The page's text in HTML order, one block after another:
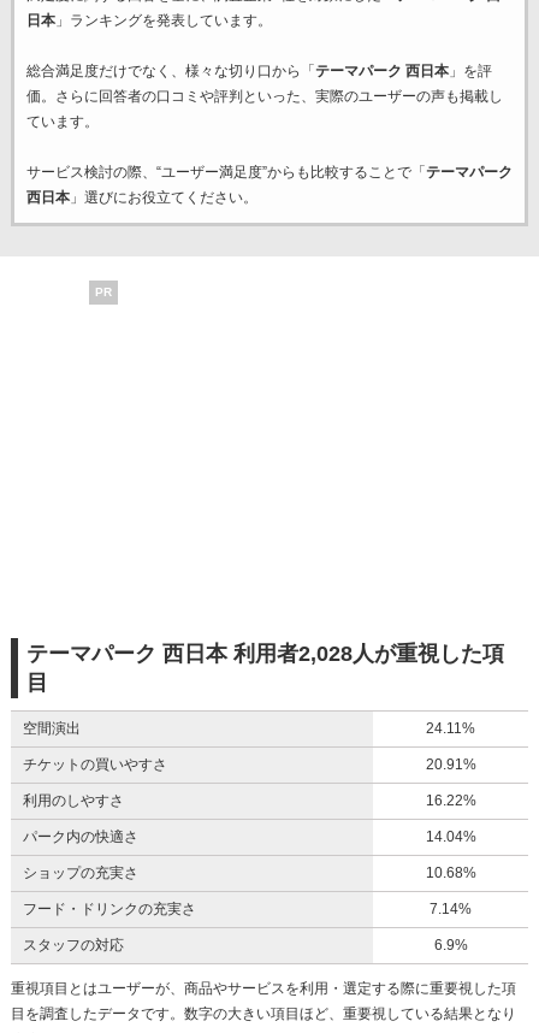
日本」ランキングを発表しています。
総合満足度だけでなく、様々な切り口から「 テーマパーク 西日本」を評
価。さらに回答者の口コミや評判といった、実際のユーザーの声も掲載し
ています。
サービス検討の際、“ユーザー満足度”からも比較することで「 テーマパーク
西日本」選びにお役立てください。
PR
テーマパーク 西日本 利用者2,028人が重視した項
目
空間演出 24.11%
チケットの買いやすさ 20.91%
利用のしやすさ 16.22%
パーク内の快適さ 14.04%
ショップの充実さ 10.68%
フード・ドリンクの充実さ 7.14%
スタッフの対応 6.9%
重視項目とはユーザーが、商品やサービスを利用・選定する際に重要視した項
目を調査したデータです。数字の大きい項目ほど、重要視している結果となり